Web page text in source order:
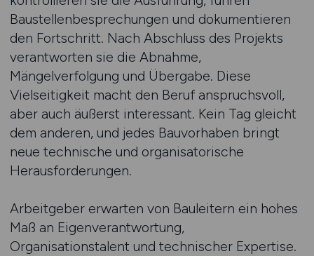
Baustellenbesprechungen und dokumentieren
den Fortschritt. Nach Abschluss des Projekts
verantworten sie die Abnahme,
Mängelverfolgung und Übergabe. Diese
Vielseitigkeit macht den Beruf anspruchsvoll,
aber auch äußerst interessant. Kein Tag gleicht
dem anderen, und jedes Bauvorhaben bringt
neue technische und organisatorische
Herausforderungen.
Arbeitgeber erwarten von Bauleitern ein hohes
Maß an Eigenverantwortung,
Organisationstalent und technischer Expertise.